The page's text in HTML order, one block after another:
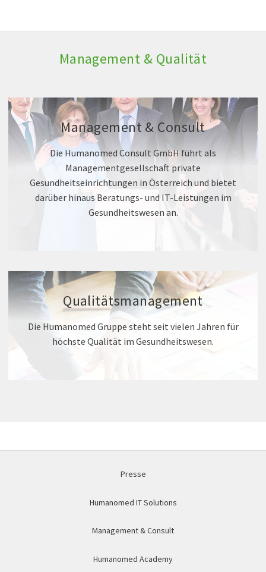
Management & Qualität
Management & Consult
Die Humanomed Consult GmbH führt als
Managementgesellschaft private
Gesundheitseinrichtungen in Österreich und bietet
darüber hinaus Beratungs- und IT-Leistungen im
Gesundheitswesen an.
Qualitätsmanagement
Die Humanomed Gruppe steht seit vielen Jahren für
höchste Qualität im Gesundheitswesen.
Presse
Humanomed IT Solutions
Management & Consult
Humanomed Academy